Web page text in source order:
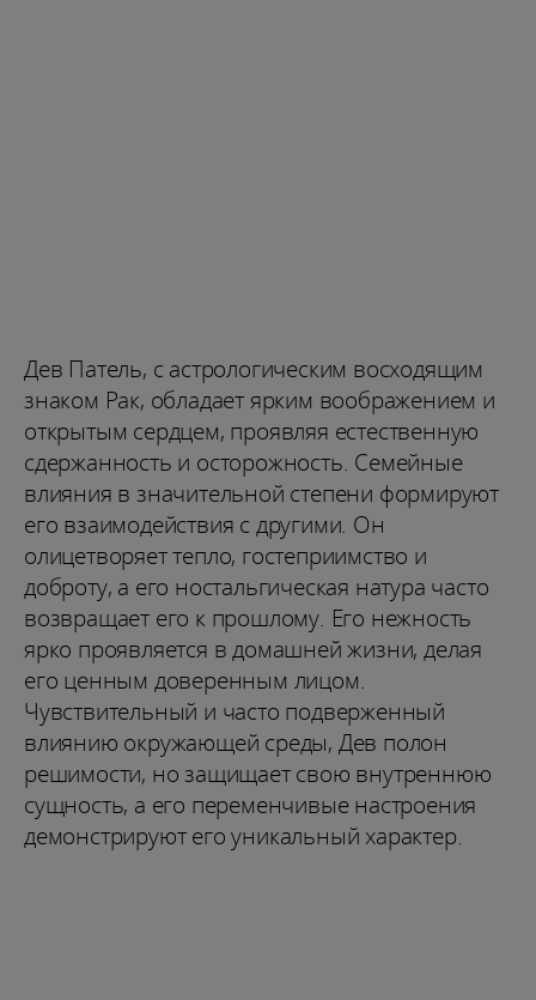
Дев Патель, с астрологическим восходящим
знаком Рак, обладает ярким воображением и
открытым сердцем, проявляя естественную
сдержанность и осторожность. Семейные
влияния в значительной степени формируют
его взаимодействия с другими. Он
олицетворяет тепло, гостеприимство и
доброту, а его ностальгическая натура часто
возвращает его к прошлому. Его нежность
ярко проявляется в домашней жизни, делая
его ценным доверенным лицом.
Чувствительный и часто подверженный
влиянию окружающей среды, Дев полон
решимости, но защищает свою внутреннюю
сущность, а его переменчивые настроения
демонстрируют его уникальный характер.